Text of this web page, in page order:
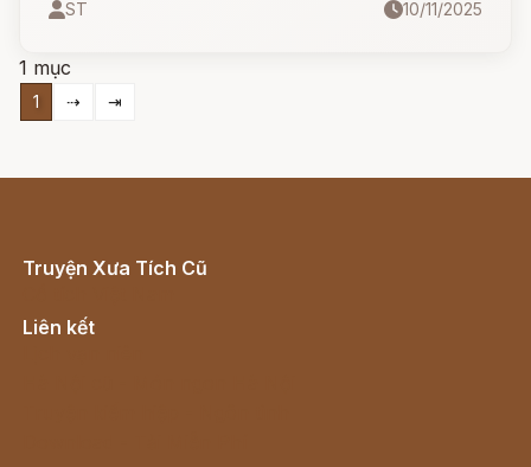
ST 10/11/2025
1 mục
1 ⇢ ⇥
Truyện Xưa Tích Cũ
Liên kết